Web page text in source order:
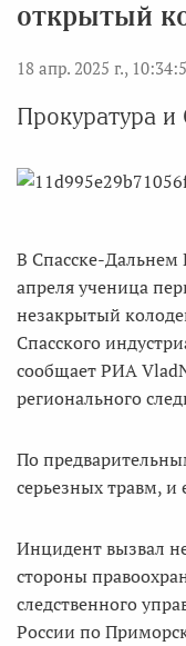
открытый
18 апр. 2025 г.,
Прокуратура
В Спасске-Дальнем
апреля ученица
незакрытый
Спасского
сообщает РИА
регионального
По
серьезных травм, и
Инцидент вызвал
стороны
следственного
России по